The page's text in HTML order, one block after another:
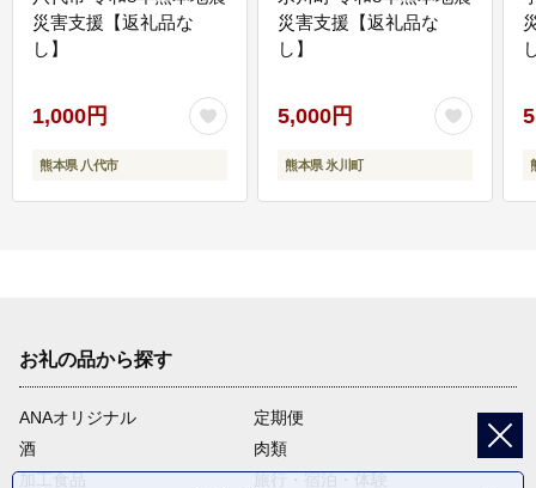
災害支援【返礼品な
し】
1,000円
熊本県 八代市
災害支援【返礼品な
し】
5,000円
熊本県 氷川町
お礼の品から探す
ANAオリジナル
定期便
酒
肉類